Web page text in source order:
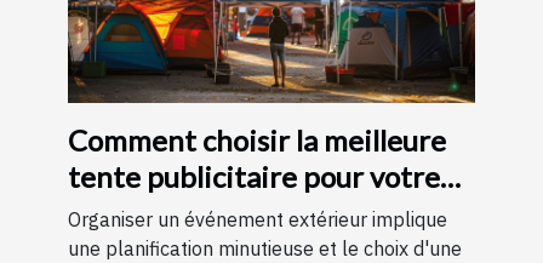
Comment choisir la meilleure
tente publicitaire pour votre
prochain événement
Organiser un événement extérieur implique
une planification minutieuse et le choix d'une